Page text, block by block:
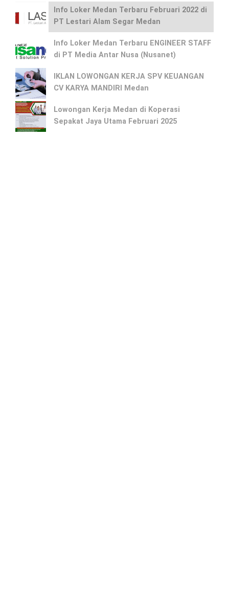
Info Loker Medan Terbaru Februari 2022 di
PT Lestari Alam Segar Medan
Info Loker Medan Terbaru ENGINEER STAFF
di PT Media Antar Nusa (Nusanet)
IKLAN LOWONGAN KERJA SPV KEUANGAN
CV KARYA MANDIRI Medan
Lowongan Kerja Medan di Koperasi
Sepakat Jaya Utama Februari 2025